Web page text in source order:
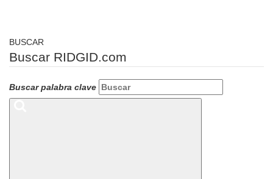
BUSCAR
Buscar RIDGID.com
Buscar palabra clave